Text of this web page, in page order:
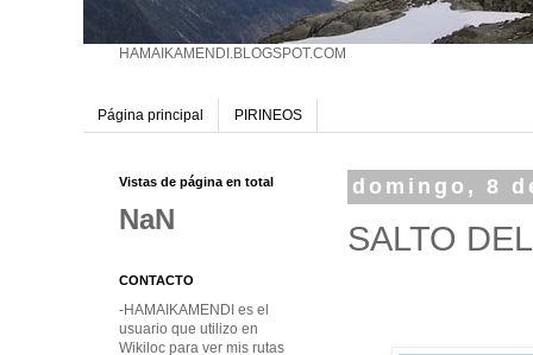
HAMAIKAMENDI.BLOGSPOT.COM
Página principal PIRINEOS
domingo, 8
SALTO
Vistas de página en total
NaN
CONTACTO
-HAMAIKAMENDI es el
usuario que utilizo en
Wikiloc para ver mis rutas